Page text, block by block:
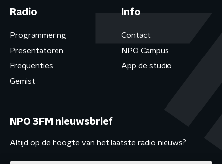
Radio
Programmering
Presentatoren
Frequenties
Gemist
Info
Contact
NPO Campus
App de studio
NPO 3FM nieuwsbrief
Altijd op de hoogte van het laatste radio nieuws?